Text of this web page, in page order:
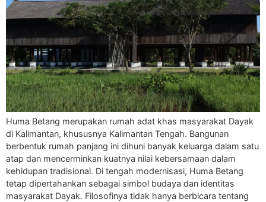
Huma Betang merupakan rumah adat khas masyarakat Dayak
di Kalimantan, khususnya Kalimantan Tengah. Bangunan
berbentuk rumah panjang ini dihuni banyak keluarga dalam satu
atap dan mencerminkan kuatnya nilai kebersamaan dalam
kehidupan tradisional. Di tengah modernisasi, Huma Betang
tetap dipertahankan sebagai simbol budaya dan identitas
masyarakat Dayak. Filosofinya tidak hanya berbicara tentang